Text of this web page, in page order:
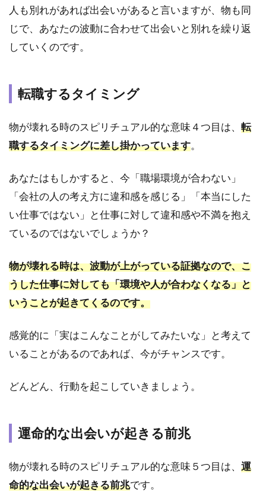
時の
スピ
リチ
ュア
3.1
運命
出会
いが
ある
3.2
復縁
が叶
う
3.3
トナ
ーと
の別
れ
『ツ
イン
レ
｜物
リチ
ルな
意味
4.1
人も別れがあれば出会いがあると言いますが、物も同
じで、あなたの波動に合わせて出会いと別れを繰り返
していくのです。
転職するタイミング
物が壊れる時のスピリチュアル的な意味４つ目は、 転
職するタイミングに差し掛かっています。
あなたはもしかすると、今「職場環境が合わない」
「会社の人の考え方に違和感を感じる」「本当にした
い仕事ではない」と仕事に対して違和感や不満を抱え
ているのではないでしょうか？
物が壊れる時は、波動が上がっている証拠なので、こ
うした仕事に対しても「環境や人が合わなくなる」と
いうことが起きてくるのです。
感覚的に「実はこんなことがしてみたいな」と考えて
いることがあるのであれば、今がチャンスです。
どんどん、行動を起こしていきましょう。
運命的な出会いが起きる前兆
物が壊れる時のスピリチュアル的な意味５つ目は、 運
命的な出会いが起きる前兆です。